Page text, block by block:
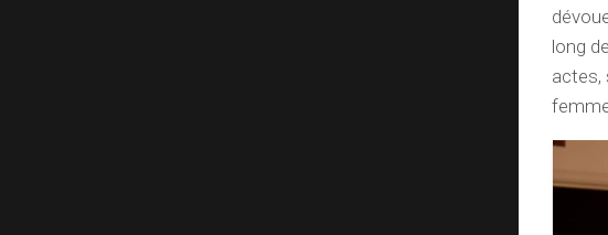
long
actes,